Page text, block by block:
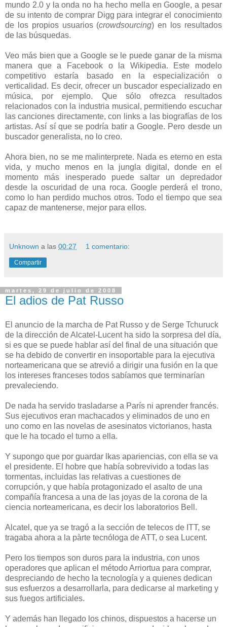
mundo 2.0 y la onda no ha hecho mella en Google, a pesar
de su intento de comprar Digg para integrar el conocimiento
de los propios usuarios (crowdsourcing) en los resultados
de las búsquedas.
Veo más bien que a Google se le puede ganar de la misma
manera que a Facebook o la Wikipedia. Este modelo
competitivo estaría basado en la especialización o
verticalidad. Es decir, ofrecer un buscador especializado en
música, por ejemplo. Que sólo ofrezca resultados
relacionados con la industria musical, permitiendo escuchar
las canciones directamente, con links a las biografías de los
artistas. Así sí que se podría batir a Google. Pero desde un
buscador generalista, no lo creo.
Ahora bien, no se me malinterprete. Nada es eterno en esta
vida, y mucho menos en la jungla digital, donde en el
momento más inesperado puede saltar un depredador
desde la oscuridad de una roca. Google perderá el trono,
como lo han perdido muchos otros. Todo el tiempo que sea
capaz de mantenerse, mejor para ellos.
Unknown a las 00:27 1 comentario:
Compartir
martes, 29 de julio de 2008
El adios de Pat Russo
El anuncio de la marcha de Pat Russo y de Serge Tchuruck
de la dirección de Alcatel-Lucent ha sido la sorpresa del día,
si es que se puede hablar así del final de una situación que
se ha debido de convertir en insoportable para la ejecutiva
norteamericana que se atrevió a dirigir una fusión en la que
los intereses franceses todos sabíamos que terminarían
prevaleciendo.
De nada ha servido trasladarse a París ni aprender francés.
Sus ejecutivos eran machacados y eliminados de uno en
uno como en las novelas de asesinatos victorianos, hasta
que le ha tocado el turno a ella.
Y supongo que por guardar lkas apariencias, con ella se va
el presidente. El hobre que había sobrevivido a todas las
tormentas, incluidas las relativas a cuestiones de
corrupción, y que había protagonizado el asalto de una
compañía francesa a una de las joyas de la corona de la
ciencia norteamericana, es decir los laboratorios Bell.
Alcatel, que ya se tragó a la sección de telecos de ITT, se
tragaba ahora a la pàrte tecnóloga de ATT, o sea Lucent.
Pero los tiempos son duros para la industria, con unos
operadores que aplican el método Arriortua para comprar,
despreciando de hecho la tecnología y a quienes dedican
sus esfuerzos a desarrollarla, para dedicarse al marketing y
sus fuegos artificiales.
Y además han llegado los chinos, dispuestos a hacerse un